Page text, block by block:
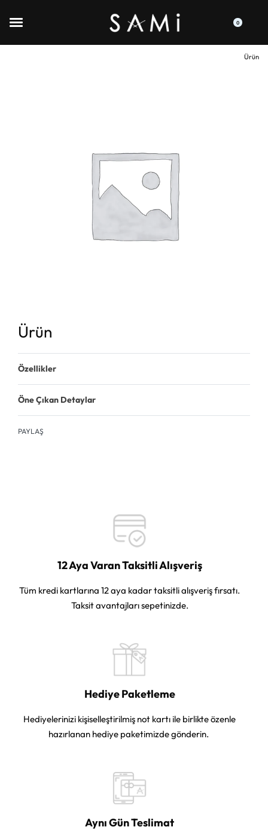
0
Ürün
Ürün
Özellikler
Öne Çıkan Detaylar
PAYLAŞ
12 Aya Varan Taksitli Alışveriş
Tüm kredi kartlarına 12 aya kadar taksitli alışveriş fırsatı.
Taksit avantajları sepetinizde.
Hediye Paketleme
Hediyelerinizi kişiselleştirilmiş not kartı ile birlikte özenle
hazırlanan hediye paketimizde gönderin.
Aynı Gün Teslimat